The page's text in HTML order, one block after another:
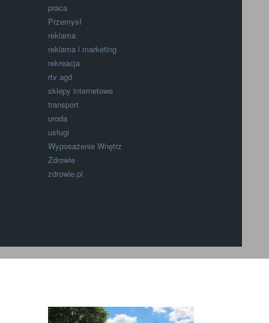
praca
Przemysł
reklama
reklama i marketing
rekreacja
rtv agd
sklepy internetowe
transport
uroda
usługi
Wyposażenie Wnętrz
Zdrowie
zdrowie.pl